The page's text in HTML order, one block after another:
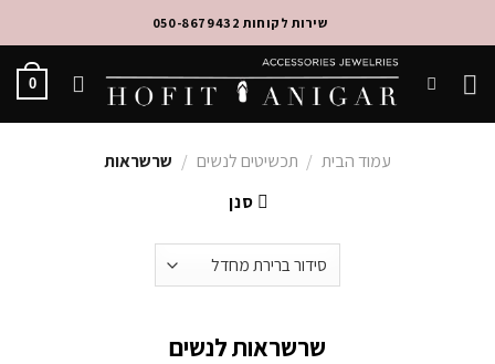
to
שירות לקוחות 050-8679432
0
עמוד הבית / תכשיטים לנשים / שרשראות
סנן
שרשראות לנשים